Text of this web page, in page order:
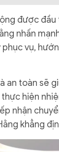
được
nhấn
vụ,
an toàn sẽ
hiện
nhận
khẳng